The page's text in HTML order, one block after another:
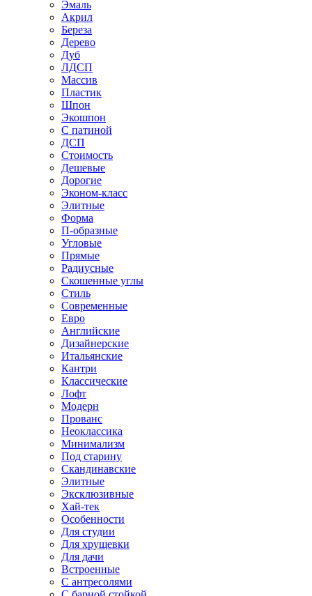
Эмаль
Акрил
Береза
Дерево
Дуб
ЛДСП
Массив
Пластик
Шпон
Экошпон
С патиной
ДСП
Стоимость
Дешевые
Дорогие
Эконом-класс
Элитные
Форма
П-образные
Угловые
Прямые
Радиусные
Скошенные углы
Стиль
Современные
Евро
Английские
Дизайнерские
Итальянские
Кантри
Классические
Лофт
Модерн
Прованс
Неоклассика
Минимализм
Под старину
Скандинавские
Элитные
Эксклюзивные
Хай-тек
Особенности
Для студии
Для хрущевки
Для дачи
Встроенные
С антресолями